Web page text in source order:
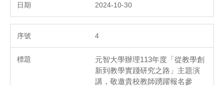
2024-10-30
4
元智大學辦理113年度「從教學創
新到教學實踐研究之路」主題演
講，敬邀貴校教師踴躍報名參